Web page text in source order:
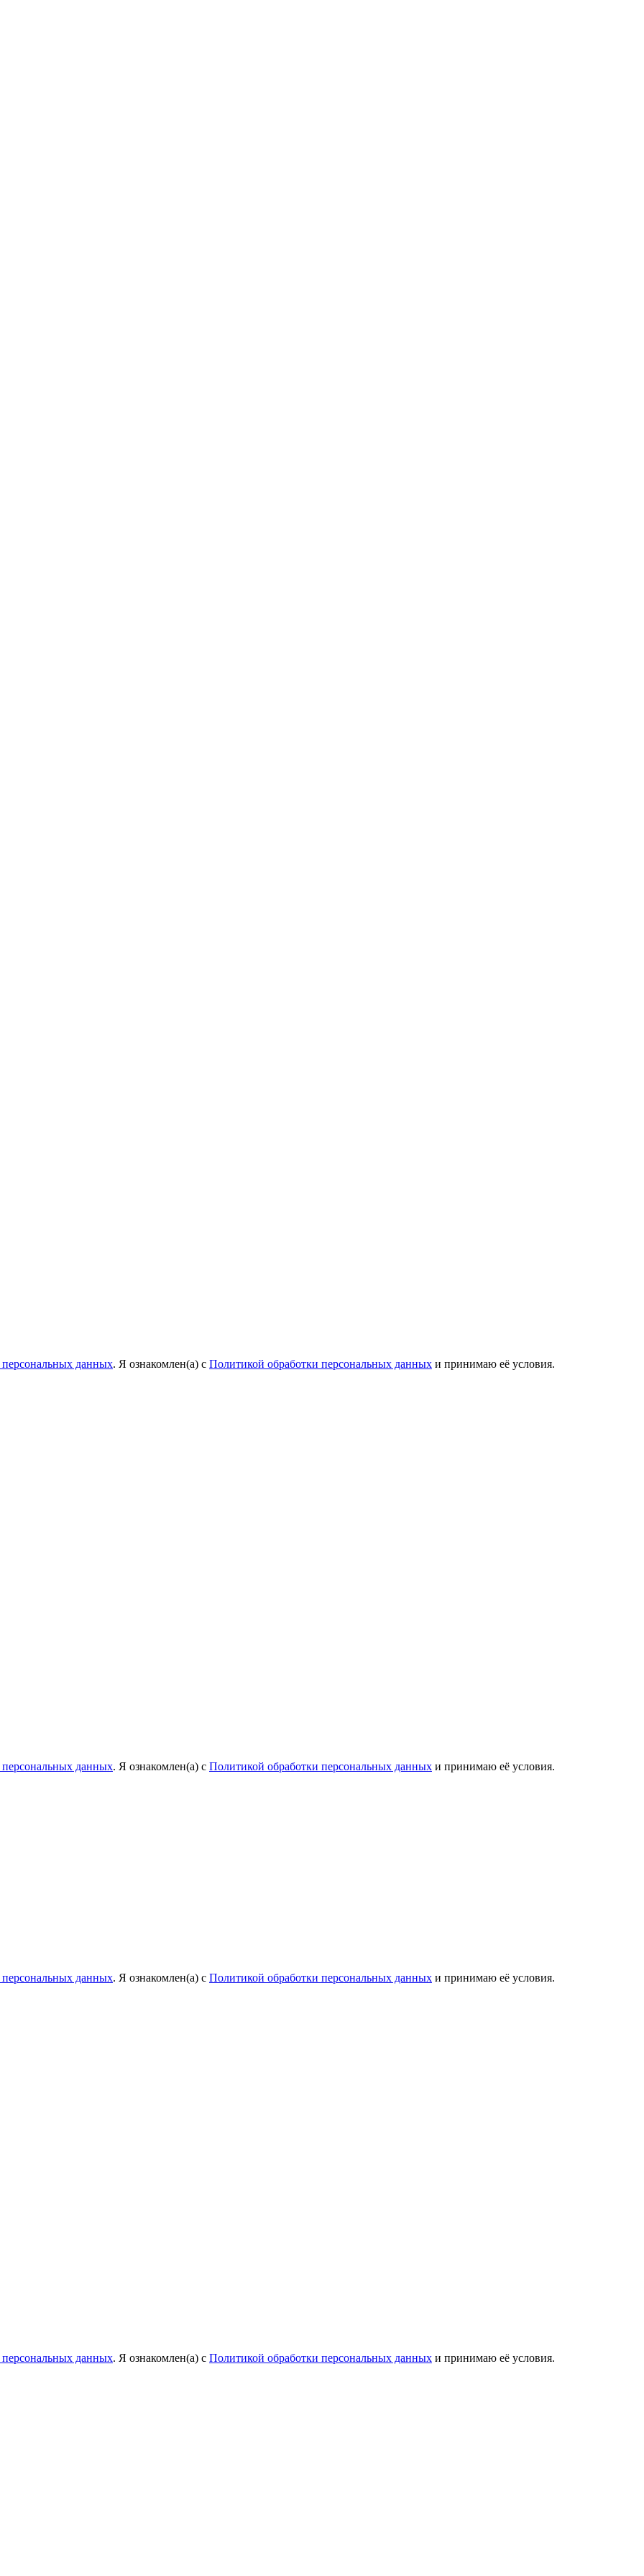
персональных данных. Я ознакомлен(а) с Политикой обработки персональных данных и принимаю её условия.
персональных данных. Я ознакомлен(а) с Политикой обработки персональных данных и принимаю её условия.
персональных данных. Я ознакомлен(а) с Политикой обработки персональных данных и принимаю её условия.
персональных данных. Я ознакомлен(а) с Политикой обработки персональных данных и принимаю её условия.